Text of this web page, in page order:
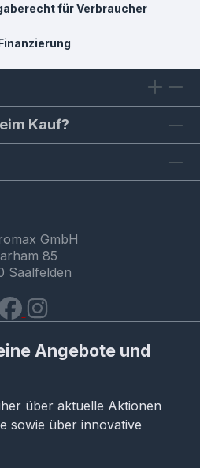
für Verbraucher
Kauf?
GmbH
85
Saalfelden
Angebote und
über aktuelle Aktionen
sowie über innovative